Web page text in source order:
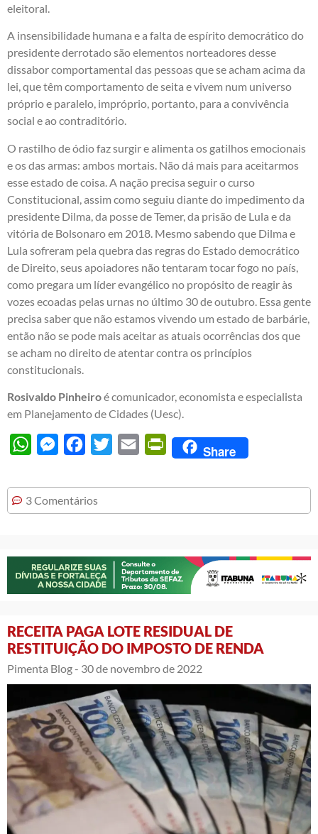
eleitoral.
A insensibilidade humana e a falta de espírito democrático do
presidente derrotado são elementos norteadores desse
dissabor comportamental das pessoas que se acham acima da
lei, que têm comportamento de seita e vivem num universo
próprio e paralelo, impróprio, portanto, para a convivência
social e ao contraditório.
O rastilho de ódio faz surgir e alimenta os gatilhos emocionais
e os das armas: ambos mortais. Não dá mais para aceitarmos
esse estado de coisa. A nação precisa seguir o curso
Constitucional, assim como seguiu diante do impedimento da
presidente Dilma, da posse de Temer, da prisão de Lula e da
vitória de Bolsonaro em 2018. Mesmo sabendo que Dilma e
Lula sofreram pela quebra das regras do Estado democrático
de Direito, seus apoiadores não tentaram tocar fogo no país,
como pregara um líder evangélico no propósito de reagir às
vozes ecoadas pelas urnas no último 30 de outubro. Essa gente
precisa saber que não estamos vivendo um estado de barbárie,
então não se pode mais aceitar as atuais ocorrências dos que
se acham no direito de atentar contra os princípios
constitucionais.
Rosivaldo Pinheiroé comunicador, economista e especialista
em Planejamento de Cidades (Uesc).
WhatsAppMessengerFacebook
Twitter Email PrintFriendly
Share
3 Comentários
RECEITA PAGA LOTE RESIDUAL DE
RESTITUIÇÃO DO IMPOSTO DE RENDA
Pimenta Blog - 30 de novembro de 2022